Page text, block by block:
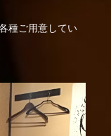
種ご用意してい